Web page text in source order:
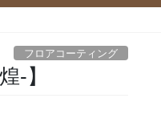
フロアコーティング
-】